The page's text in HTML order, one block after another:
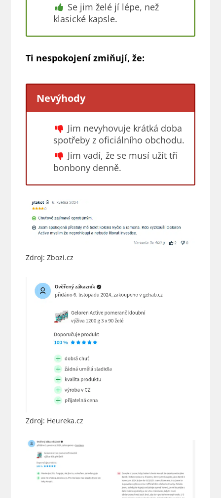
Se jim želé jí lépe, než
klasické kapsle.
Ti nespokojení zmiňují, že:
Nevýhody
Jim nevyhovuje krátká doba
spotřeby z oficiálního obchodu.
Jim vadí, že se musí užít tři
bonbony denně.
Zdroj: Zbozi.cz
Zdroj: Heureka.cz